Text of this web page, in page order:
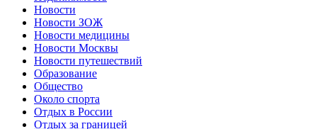
Новости
Новости ЗОЖ
Новости медицины
Новости Москвы
Новости путешествий
Образование
Общество
Около спорта
Отдых в России
Отдых за границей